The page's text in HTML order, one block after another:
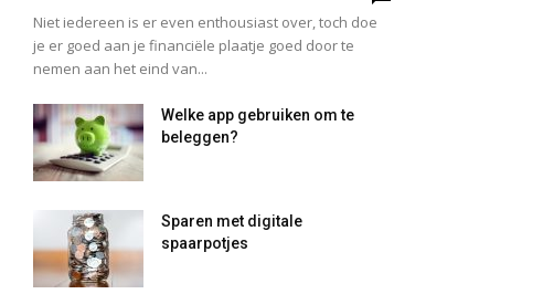
Niet iedereen is er even enthousiast over, toch doe
je er goed aan je financiële plaatje goed door te
nemen aan het eind van...
Welke app gebruiken om te
beleggen?
Sparen met digitale
spaarpotjes